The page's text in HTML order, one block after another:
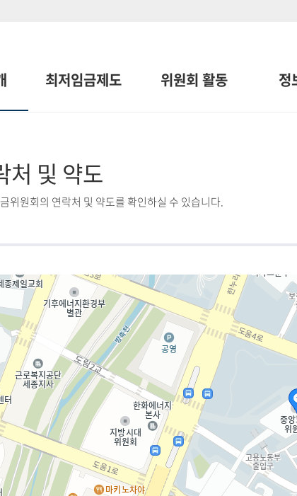
최저임금제도 위원회 활동 정
처 및 약도
위원회의 연락처 및 약도를 확인하실 수 있습니다.